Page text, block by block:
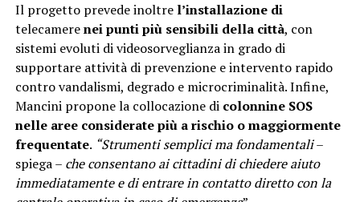
Il progetto prevede inoltre l’installazione di
telecamerenei punti più sensibili della città, con
sistemi evoluti di videosorveglianza in grado di
supportare attività di prevenzione e intervento rapido
contro vandalismi, degrado e microcriminalità. Infine,
Mancini propone la collocazione di colonnine SOS
nelle aree considerate più a rischio o maggiormente
frequentate. “Strumenti semplici ma fondamentali–
spiega – che consentano ai cittadini di chiedere aiuto
immediatamente e di entrare in contatto diretto con la